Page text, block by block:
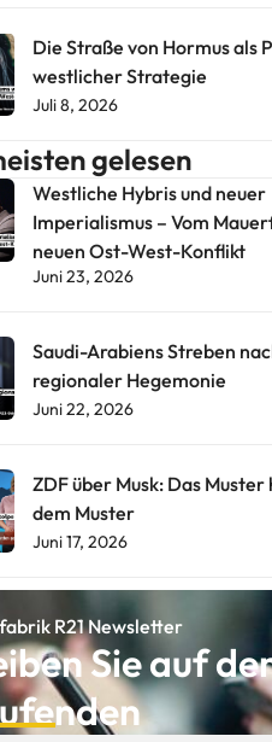
Die Straße von Hormus als
westlicher Strategie
Juli 8, 2026
gelesen
Westliche Hybris und neuer
Imperialismus – Vom
neuen Ost-West-Konflikt
Juni 23, 2026
Saudi-Arabiens Streben
regionaler Hegemonie
Juni 22, 2026
ZDF über Musk: Das
dem Muster
Juni 17, 2026
R21 Newsletter
Sie auf